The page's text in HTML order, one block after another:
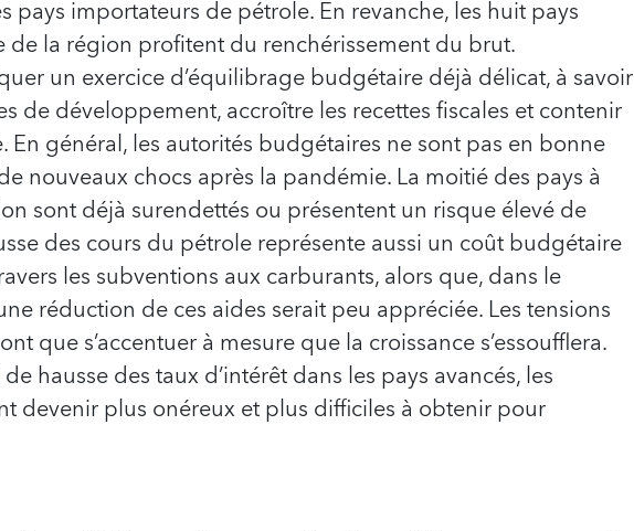
pays importateurs de pétrole. En revanche, les huit pays
de la région profitent du renchérissement du brut.
un exercice d’équilibrage budgétaire déjà délicat, à savoir
de développement, accroître les recettes fiscales et contenir
En général, les autorités budgétaires ne sont pas en bonne
nouveaux chocs après la pandémie. La moitié des pays à
sont déjà surendettés ou présentent un risque élevé de
des cours du pétrole représente aussi un coût budgétaire
les subventions aux carburants, alors que, dans le
réduction de ces aides serait peu appréciée. Les tensions
que s’accentuer à mesure que la croissance s’essoufflera.
hausse des taux d’intérêt dans les pays avancés, les
devenir plus onéreux et plus difficiles à obtenir pour